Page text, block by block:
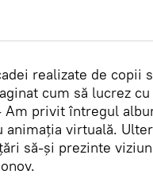
realizate de copii
cum să lucrez
Am privit întregul
virtuală.
să-și prezinte